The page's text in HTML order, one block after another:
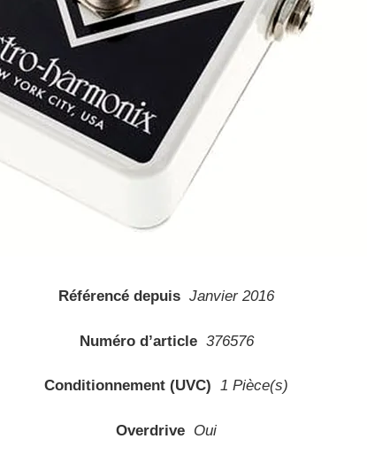
Référencé depuis Janvier 2016
Numéro d’article 376576
Conditionnement (UVC) 1 Pièce(s)
Overdrive Oui